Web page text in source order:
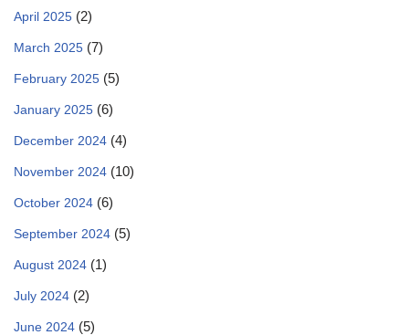
April 2025 (2)
March 2025 (7)
February 2025 (5)
January 2025 (6)
December 2024 (4)
November 2024 (10)
October 2024 (6)
September 2024 (5)
August 2024 (1)
July 2024 (2)
June 2024 (5)